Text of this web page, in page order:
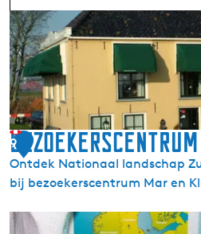
h
a
a
t
s
m
u
s
e
u
R
e
s
t
a
u
r
a
n
t
S
9
Ontdek Nationaal landschap
bij bezoekerscentrum Mar en
B